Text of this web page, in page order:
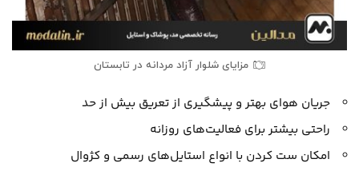
مزایای شلوار آزاد مردانه در تابستان
جریان هوای بهتر و پیشگیری از تعریق بیش از حد
راحتی بیشتر برای فعالیت‌های روزانه
امکان ست کردن با انواع استایل‌های رسمی و کژوال